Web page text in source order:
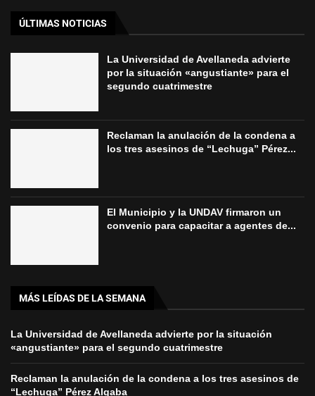
ÚLTIMAS NOTICIAS
La Universidad de Avellaneda advierte
por la situación «angustiante» para el
segundo cuatrimestre
Reclaman la anulación de la condena a
los tres asesinos de “Lechuga” Pérez...
El Municipio y la UNDAV firmaron un
convenio para capacitar a agentes de...
MÁS LEÍDAS DE LA SEMANA
La Universidad de Avellaneda advierte por la situación
«angustiante» para el segundo cuatrimestre
Reclaman la anulación de la condena a los tres asesinos de
“Lechuga” Pérez Algaba